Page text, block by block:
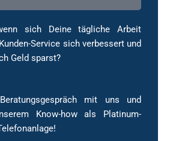
sich Deine tägliche Arbeit
Service sich verbessert und
Geld sparst?
mit uns und
Know-how als Platinum-